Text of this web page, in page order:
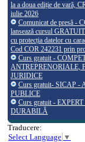
la a doua ediție de vară,
iulie 2026
Comunicat de presă -
lansează cursul
cu protecția datelor cu
Cod COR 242231 prin
Curs gratuit -
ANTREPRENORIALE,
JURIDICE
Curs gratuit- SICAP -
PUBLICE
Curs gratuit -
DURABILĂ
Traducere:
Select Language ▼